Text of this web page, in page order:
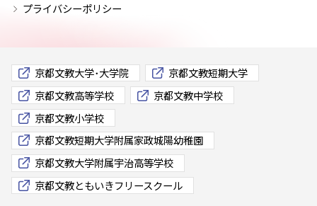
プライバシーポリシー
京都文教大学･大学院
京都文教短期大学
京都文教高等学校
京都文教中学校
京都文教小学校
京都文教短期大学附属家政城陽幼稚園
京都文教大学附属宇治高等学校
京都文教ともいきフリースクール